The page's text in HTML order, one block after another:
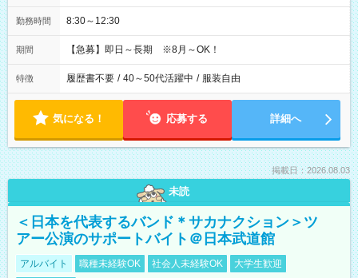
勤務時間 8:30～12:30
期間 【急募】即日～長期 ※8月～OK！
特徴 履歴書不要 / 40～50代活躍中 / 服装自由
気になる！ 応募する 詳細へ
掲載日：2026.08.03
未読
＜日本を代表するバンド＊サカナクション＞ツ
アー公演のサポートバイト＠日本武道館
アルバイト 職種未経験OK 社会人未経験OK
大学生歓迎